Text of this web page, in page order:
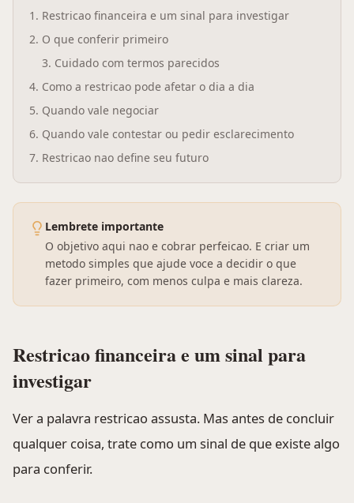
1 . Restricao financeira e um sinal para investigar
2. O que conferir primeiro
3. Cuidado com termos parecidos
4. Como a restricao pode afetar o dia a dia
5. Quando vale negociar
6. Quando vale contestar ou pedir esclarecimento
7. Restricao nao define seu futuro
Lembrete importante
O objetivo aqui nao e cobrar perfeicao. E criar um
metodo simples que ajude voce a decidir o que
fazer primeiro, com menos culpa e mais clareza.
Restricao financeira e um sinal para
investigar
Ver a palavra restricao assusta. Mas antes de concluir
qualquer coisa, trate como um sinal de que existe algo
para conferir.